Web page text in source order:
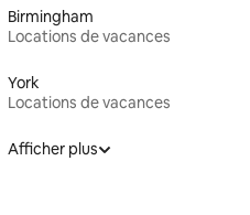
Birmingham
Locations de vacances
York
Locations de vacances
Afficher plus